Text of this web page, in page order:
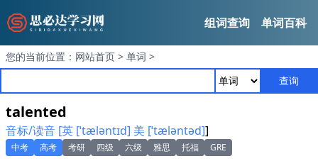
组词查询 单词百科
您的当前位置： 网站首页 > 单词 >
查询
talented
音标/读音 [英 [ˈtæləntɪd] 美 [ˈtæləntəd]]
中考 高考 考研 四级 六级 雅思 托福 GRE